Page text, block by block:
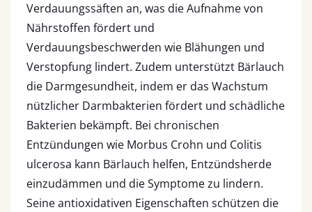
Verdauungssäften an, was die Aufnahme von
Nährstoffen fördert und
Verdauungsbeschwerden wie Blähungen und
Verstopfung lindert. Zudem unterstützt Bärlauch
die Darmgesundheit, indem er das Wachstum
nützlicher Darmbakterien fördert und schädliche
Bakterien bekämpft. Bei chronischen
Entzündungen wie Morbus Crohn und Colitis
ulcerosa kann Bärlauch helfen, Entzündsherde
einzudämmen und die Symptome zu lindern.
Seine antioxidativen Eigenschaften schützen die